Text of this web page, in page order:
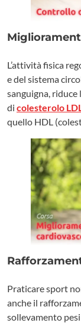
L’attività fisica
e del sistema
sanguigna, riduce
di colesterolo
quello HDL
Praticare sport
anche il
sollevamento